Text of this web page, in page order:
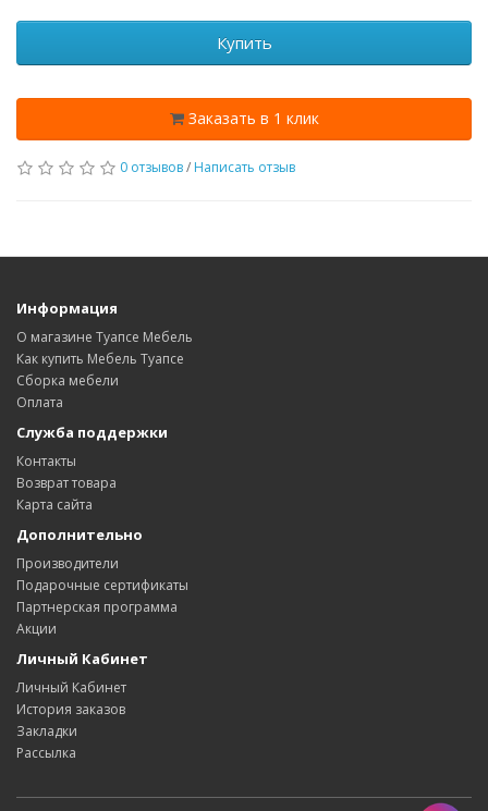
Купить
Заказать в 1 клик
0 отзывов/ Написать отзыв
Информация
О магазине Туапсе Мебель
Как купить Мебель Туапсе
Сборка мебели
Оплата
Служба поддержки
Контакты
Возврат товара
Карта сайта
Дополнительно
Производители
Подарочные сертификаты
Партнерская программа
Акции
Личный Кабинет
Личный Кабинет
История заказов
Закладки
Рассылка